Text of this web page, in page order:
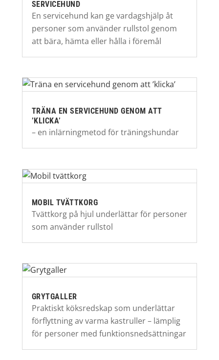
SERVICEHUND
En servicehund kan ge vardagshjälp åt
personer som använder rullstol genom
att bära, hämta eller hålla i föremål
TRÄNA EN SERVICEHUND GENOM ATT
’KLICKA’
– en inlärningmetod för träningshundar
MOBIL TVÄTTKORG
Tvättkorg på hjul underlättar för personer
som använder rullstol
GRYTGALLER
Praktiskt köksredskap som underlättar
förflyttning av varma kastruller – lämplig
för personer med funktionsnedsättningar